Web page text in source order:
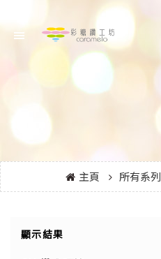
主頁 所有系列
顯示結果